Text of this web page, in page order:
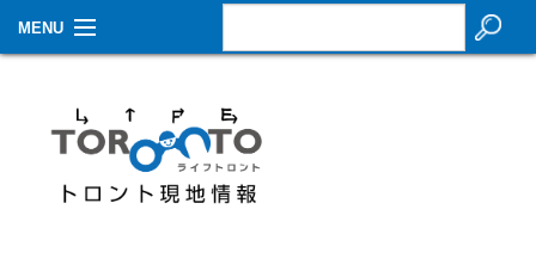
MENU
生活情報
その他